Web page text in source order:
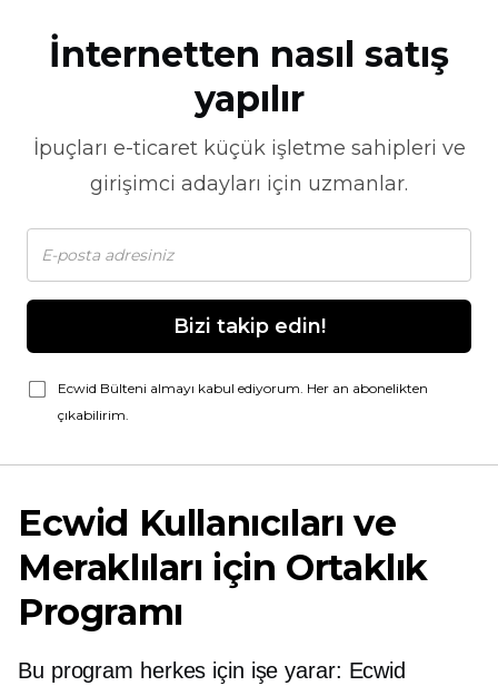
İnternetten nasıl satış
yapılır
İpuçları e-ticaretküçük işletme sahipleri ve
girişimci adayları için uzmanlar.
Bizi takip edin!
Ecwid Bülteni almayı kabul ediyorum. Her an abonelikten
çıkabilirim.
Ecwid Kullanıcıları ve
Meraklıları için Ortaklık
Programı
Bu program herkes için işe yarar: Ecwid